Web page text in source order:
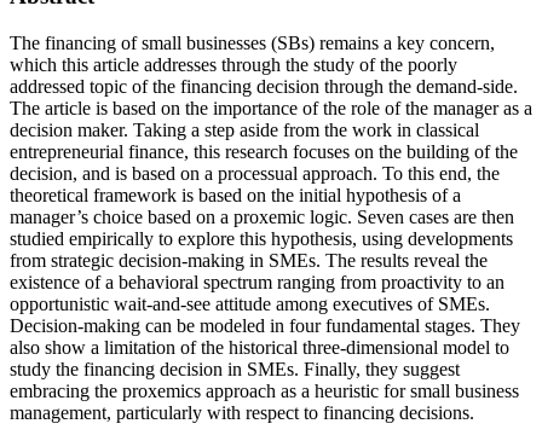
The financing of small businesses (SBs) remains a key concern,
which this article addresses through the study of the poorly
addressed topic of the financing decision through the demand-side.
The article is based on the importance of the role of the manager as a
decision maker. Taking a step aside from the work in classical
entrepreneurial finance, this research focuses on the building of the
decision, and is based on a processual approach. To this end, the
theoretical framework is based on the initial hypothesis of a
manager’s choice based on a proxemic logic. Seven cases are then
studied empirically to explore this hypothesis, using developments
from strategic decision-making in SMEs. The results reveal the
existence of a behavioral spectrum ranging from proactivity to an
opportunistic wait-and-see attitude among executives of SMEs.
Decision-making can be modeled in four fundamental stages. They
also show a limitation of the historical three-dimensional model to
study the financing decision in SMEs. Finally, they suggest
embracing the proxemics approach as a heuristic for small business
management, particularly with respect to financing decisions.